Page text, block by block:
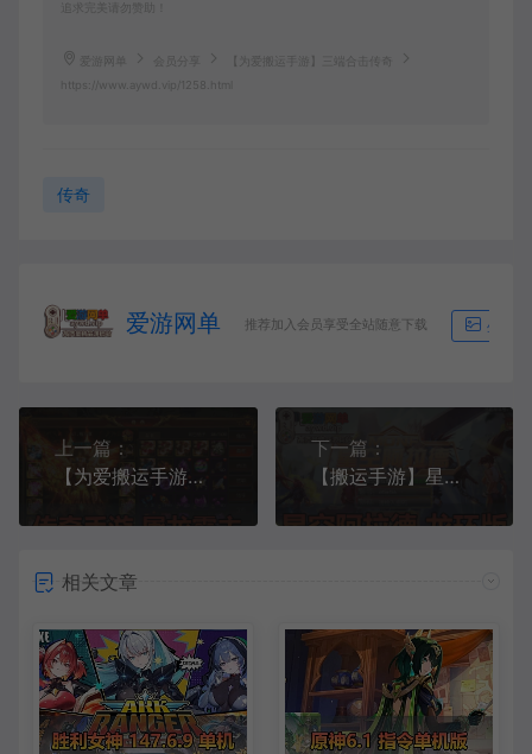
追求完美请勿赞助！
爱游网单
【为爱搬运手游】三端合击传奇
https://www.aywd.vip/1258.html
传奇
爱游网单 推荐加入会员享受全站随意下载 生成海
上一篇：
【为爱搬运手游】传奇手游白日门系列屠龙霸主虚拟机一键端GM后台视频教程
下一篇：
【搬运手游】星空阿拉德之怒单机龙环版虚拟机一键端视频安装教程GM后台
相关文章